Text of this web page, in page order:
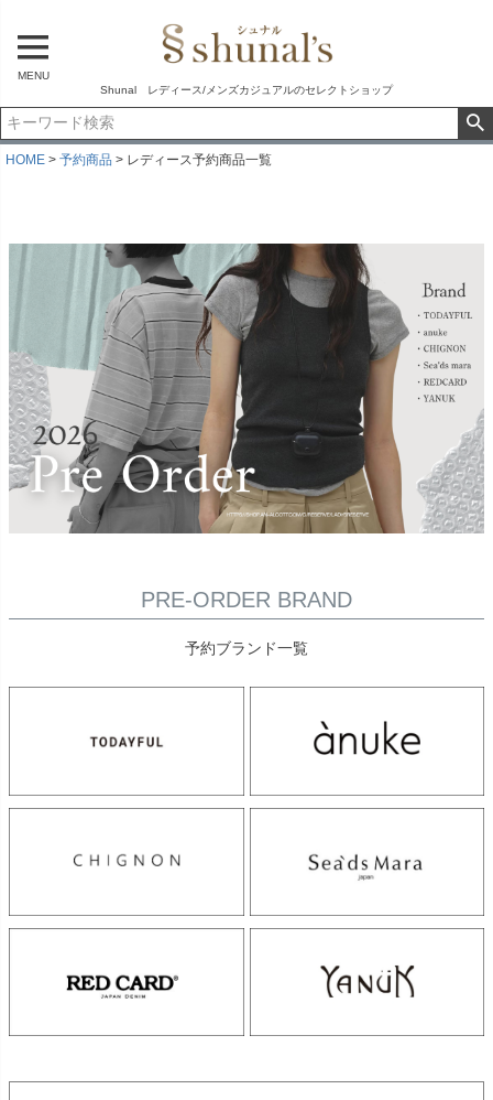
MENU
Shunal レディース/メンズカジュアルのセレクトショップ
HOME 予約商品 レディース予約商品一覧
PRE-ORDER BRAND
予約ブランド一覧